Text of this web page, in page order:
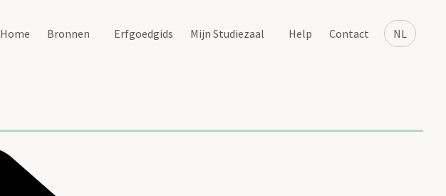
NL
Home Bronnen Erfgoedgids Mijn Studiezaal Help Contact